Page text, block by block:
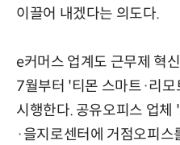
이끌어 내겠다는 의도다.
e커머스 업계도 근무제 혁
7월부터 '티몬 스마트·리
시행한다. 공유오피스 업
·을지로센터에 거점오피